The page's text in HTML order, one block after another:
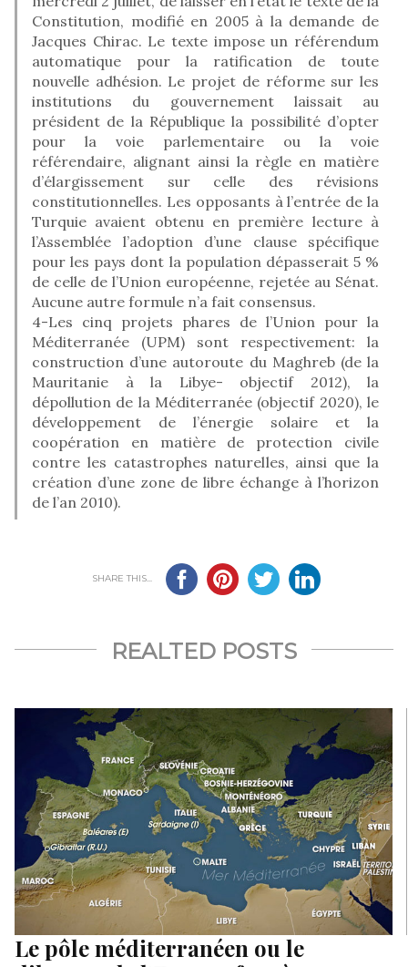
Constitution, modifié en 2005 à la demande de
Jacques Chirac. Le texte impose un référendum
automatique pour la ratification de toute
nouvelle adhésion. Le projet de réforme sur les
institutions du gouvernement laissait au
président de la République la possibilité d’opter
pour la voie parlementaire ou la voie
référendaire, alignant ainsi la règle en matière
d’élargissement sur celle des révisions
constitutionnelles. Les opposants à l’entrée de la
Turquie avaient obtenu en première lecture à
l’Assemblée l’adoption d’une clause spécifique
pour les pays dont la population dépasserait 5 %
de celle de l’Union européenne, rejetée au Sénat.
Aucune autre formule n’a fait consensus.
4-Les cinq projets phares de l’Union pour la
Méditerranée (UPM) sont respectivement: la
construction d’une autoroute du Maghreb (de la
Mauritanie à la Libye- objectif 2012), la
dépollution de la Méditerranée (objectif 2020), le
développement de l’énergie solaire et la
coopération en matière de protection civile
contre les catastrophes naturelles, ainsi que la
création d’une zone de libre échange à l’horizon
de l’an 2010).
SHARE THIS...
REALTED POSTS
Le pôle méditerranéen ou le